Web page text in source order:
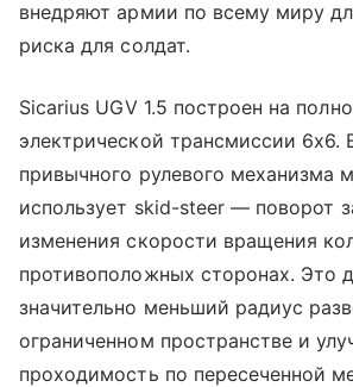
внедряют армии по всему миру
риска для солдат.
Sicarius UGV 1.5 построен на
электрической трансмиссии 6x6.
привычного рулевого механизма
использует skid-steer — поворот
изменения скорости вращения
противоположных сторонах. Это
значительно меньший радиус
ограниченном пространстве и
проходимость по пересеченной